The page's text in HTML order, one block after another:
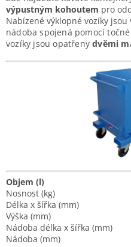
výpustným kohoutem pro
Nabízené výklopné vozíky jsou
nádoba spojená pomocí
vozíky jsou opatřenydvěmi
Objem (l)
Nosnost (kg)
Délka x šířka (mm)
Výška (mm)
Nádoba délka x šířka (mm)
Nádoba (mm)